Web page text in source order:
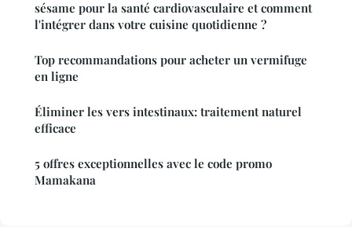
sésame pour la santé cardiovasculaire et comment
l'intégrer dans votre cuisine quotidienne ?
Top recommandations pour acheter un vermifuge
en ligne
Éliminer les vers intestinaux: traitement naturel
efficace
5 offres exceptionnelles avec le code promo
Mamakana